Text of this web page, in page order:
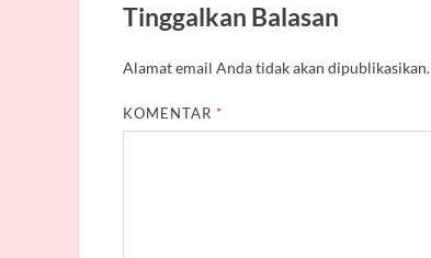
Tinggalkan Balasan
Alamat email Anda tidak akan dipublikasikan.
KOMENTAR *